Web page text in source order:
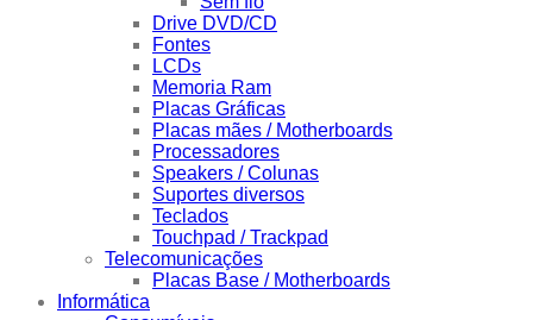
Drive DVD/CD
Fontes
LCDs
Memoria Ram
Placas Gráficas
Placas mães / Motherboards
Processadores
Speakers / Colunas
Suportes diversos
Teclados
Touchpad / Trackpad
Telecomunicações
Placas Base / Motherboards
Informática